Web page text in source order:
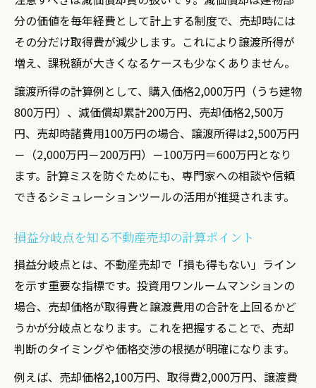
分の価値を毎年経費として計上する制度で、売却時には
その分だけ取得費が減少します。これにより譲渡所得が
増え、課税額が大きくなるケースも少なくありません。
譲渡所得の計算例として、購入価格2,000万円（うち建物
800万円）、減価償却累計200万円、売却価格2,500万
円、売却時諸費用100万円の場合、譲渡所得は2,500万円
－（2,000万円－200万円）－100万円＝600万円となり
ます。計算ミスを防ぐためにも、専門家への相談や信頼
できるシミュレーションツールの活用が推奨されます。
損益分岐点を知る不動産売却の計算ポイント
損益分岐点とは、不動産売却で「損も得もない」ライン
を示す重要な指標です。投資用ワンルームマンションの
場合、売却価格が取得費と譲渡費用の合計を上回るかど
うかが分岐点となります。これを把握することで、売却
判断のタイミングや価格交渉の根拠が明確になります。
例えば、売却価格2,100万円、取得費2,000万円、譲渡費